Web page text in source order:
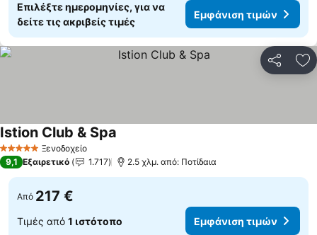
Επιλέξτε ημερομηνίες, για να
δείτε τις ακριβείς τιμές
Εμφάνιση τιμών
5 Αστέρια Ξενοδοχείο
Istion Club & Spa
9,1 Εξαιρετικό 1.717 2.5 χλμ. από: Ποτίδαια
Από 217 €
Τιμές από 1 ιστότοπο Εμφάνιση τιμών